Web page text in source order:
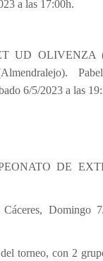
a las 17:00h.
UD OLIVENZA
6/5/2023 a las
DE
Domingo
torneo, con 2